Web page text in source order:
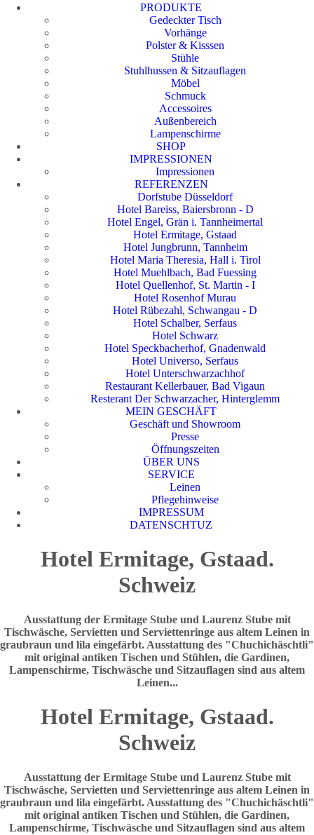
PRODUKTE
Gedeckter Tisch
Vorhänge
Polster & Kisssen
Stühle
Stuhlhussen & Sitzauflagen
Möbel
Schmuck
Accessoires
Außenbereich
Lampenschirme
SHOP
IMPRESSIONEN
Impressionen
REFERENZEN
Dorfstube Düsseldorf
Hotel Bareiss, Baiersbronn - D
Hotel Engel, Grän i. Tannheimertal
Hotel Ermitage, Gstaad
Hotel Jungbrunn, Tannheim
Hotel Maria Theresia, Hall i. Tirol
Hotel Muehlbach, Bad Fuessing
Hotel Quellenhof, St. Martin - I
Hotel Rosenhof Murau
Hotel Rübezahl, Schwangau - D
Hotel Schalber, Serfaus
Hotel Schwarz
Hotel Speckbacherhof, Gnadenwald
Hotel Universo, Serfaus
Hotel Unterschwarzachhof
Restaurant Kellerbauer, Bad Vigaun
Resterant Der Schwarzacher, Hinterglemm
MEIN GESCHÄFT
Geschäft und Showroom
Presse
Öffnungszeiten
ÜBER UNS
SERVICE
Leinen
Pflegehinweise
IMPRESSUM
DATENSCHTUZ
Hotel Ermitage, Gstaad.
Schweiz
Ausstattung der Ermitage Stube und Laurenz Stube mit
Tischwäsche, Servietten und Serviettenringe aus altem Leinen in
graubraun und lila eingefärbt. Ausstattung des "Chuchichäschtli"
mit original antiken Tischen und Stühlen, die Gardinen,
Lampenschirme, Tischwäsche und Sitzauflagen sind aus altem
Leinen...
Hotel Ermitage, Gstaad.
Schweiz
Ausstattung der Ermitage Stube und Laurenz Stube mit
Tischwäsche, Servietten und Serviettenringe aus altem Leinen in
graubraun und lila eingefärbt. Ausstattung des "Chuchichäschtli"
mit original antiken Tischen und Stühlen, die Gardinen,
Lampenschirme, Tischwäsche und Sitzauflagen sind aus altem